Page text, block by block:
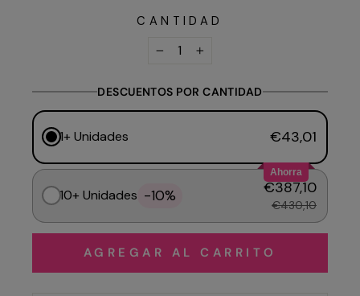
CANTIDAD
DESCUENTOS POR CANTIDAD
1+ Unidades €43,01
Ahorra
10+ Unidades -10% €387,10
€430,10
AGREGAR AL CARRITO